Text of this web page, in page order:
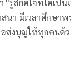
"รู้สึกดีใจที่ได้เป็
นา มีเวลาศึกษา
ส่งบุญให้ทุกคนด้